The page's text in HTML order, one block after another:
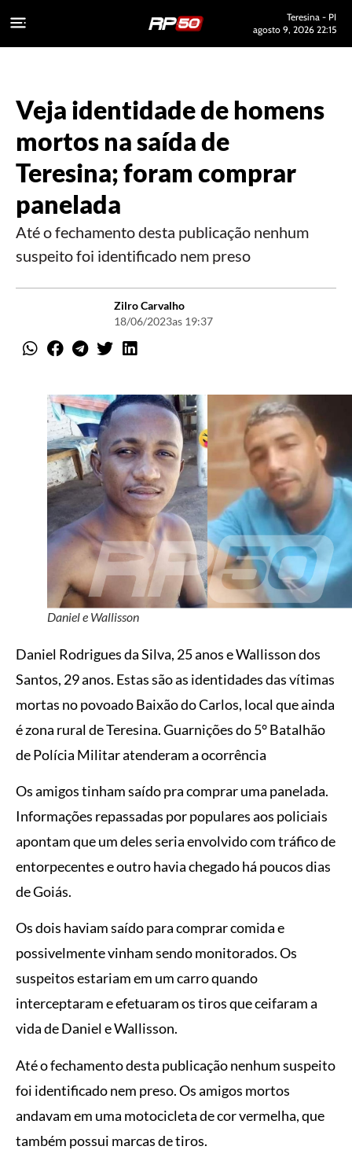
Teresina - PI
agosto 9, 2026 22:15
Veja identidade de homens
mortos na saída de
Teresina; foram comprar
panelada
Até o fechamento desta publicação nenhum
suspeito foi identificado nem preso
Zilro Carvalho
18/06/2023as 19:37
Daniel e Wallisson
Daniel Rodrigues da Silva, 25 anos e Wallisson dos
Santos, 29 anos. Estas são as identidades das vítimas
mortas no povoado Baixão do Carlos, local que ainda
é zona rural de Teresina. Guarnições do 5° Batalhão
de Polícia Militar atenderam a ocorrência
Os amigos tinham saído pra comprar uma panelada.
Informações repassadas por populares aos policiais
apontam que um deles seria envolvido com tráfico de
entorpecentes e outro havia chegado há poucos dias
de Goiás.
Os dois haviam saído para comprar comida e
possivelmente vinham sendo monitorados. Os
suspeitos estariam em um carro quando
interceptaram e efetuaram os tiros que ceifaram a
vida de Daniel e Wallisson.
Até o fechamento desta publicação nenhum suspeito
foi identificado nem preso. Os amigos mortos
andavam em uma motocicleta de cor vermelha, que
também possui marcas de tiros.